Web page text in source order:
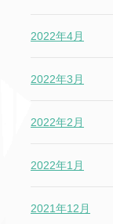
2022年4月
2022年3月
2022年2月
2022年1月
2021年12月